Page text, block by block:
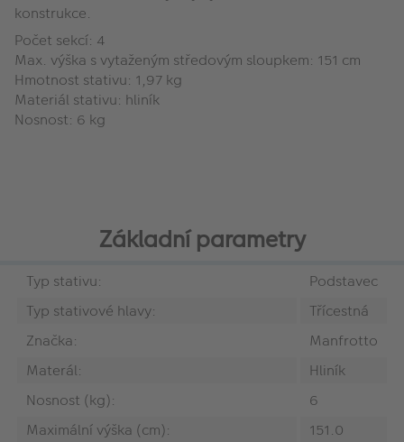
konstrukce.
Počet sekcí: 4
Max. výška s vytaženým středovým sloupkem: 151 cm
Hmotnost stativu: 1,97 kg
Materiál stativu: hliník
Nosnost: 6 kg
Základní parametry
Typ stativu:
Podstavec
Typ stativové hlavy:
Třícestná
Značka:
Manfrotto
Materál:
Hliník
Nosnost (kg):
6
Maximální výška (cm):
151.0